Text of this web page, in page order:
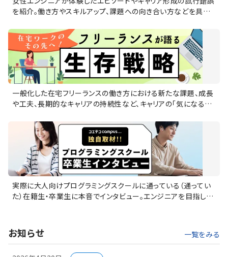
を紹介。働き方やスキルアップ、課題への向き合い方などを具体
一般化した在宅フリーランスの働き方における新たな課題、成長
や工夫、長期的なキャリアの持続性など、キャリアの「気になる」に
面する現実と、在宅ワークの次に来る働き方についての洞察も。
実際に大人向けプログラミングスクールに通っている（通ってい
た）在籍生・卒業生に本音でインタビュー。エンジニアを目指した
お知らせ 一覧をみる